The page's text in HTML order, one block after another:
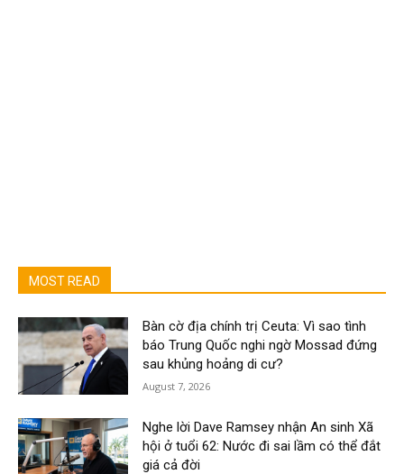
MOST READ
Bàn cờ địa chính trị Ceuta: Vì sao tình
báo Trung Quốc nghi ngờ Mossad đứng
sau khủng hoảng di cư?
August 7, 2026
Nghe lời Dave Ramsey nhận An sinh Xã
hội ở tuổi 62: Nước đi sai lầm có thể đắt
giá cả đời